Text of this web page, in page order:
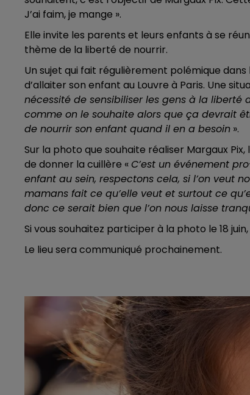
LE WEEK-END CHAMPAGNE FM
J’ai faim, je mange ».
Elle invite les parents et leurs enfants à se
thème de la liberté de nourrir.
Un sujet qui fait régulièrement polémique
d’allaiter son enfant au Louvre à Paris. Une
nécessité de sensibiliser les gens à la liberté
comme on le souhaite alors que ça devrait
de nourrir son enfant quand il en a besoin ».
Sur la photo que souhaite réaliser Margaux
de donner la cuillère «C’est un événement
enfant au sein, respectons cela, si l’on veut
mamans fait ce qu’elle veut et surtout ce
donc ce serait bien que l’on nous laisse
Si vous souhaitez participer à la photo le 18
Le lieu sera communiqué prochainement.